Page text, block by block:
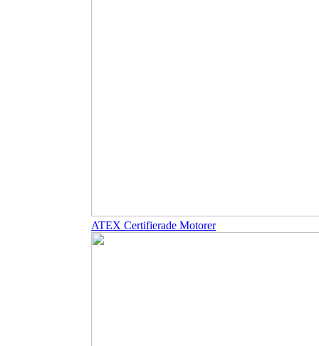
ATEX Certifierade Motorer